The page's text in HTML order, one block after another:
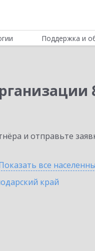
Поддержка и
и отправьте
все
край